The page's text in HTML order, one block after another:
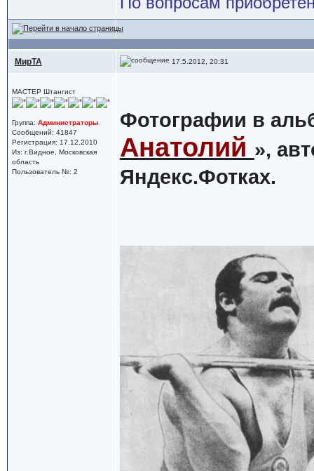
МирТА 17.5.2012, 20:31
МАСТЕР Штангист
Группа: Администраторы
Сообщений: 41847
Регистрация: 17.12.2010
Из: г.Видное, Московская
область
Пользователь №: 2
Фотографии в
Анатолий »,
Яндекс.Фотках.